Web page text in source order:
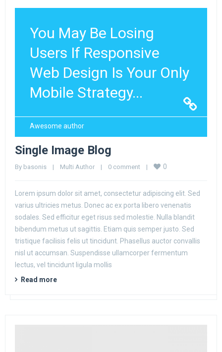
You May Be Losing
Users If Responsive
Web Design Is Your Only
Mobile Strategy...
Awesome author
Single Image Blog
By basonis | Multi Author | 0 comment | 0
Lorem ipsum dolor sit amet, consectetur adipiscing elit. Sed
varius ultricies metus. Donec ac ex porta libero venenatis
sodales. Sed efficitur eget risus sed molestie. Nulla blandit
bibendum metus ut sagittis. Etiam quis semper justo. Sed
tristique facilisis felis ut tincidunt. Phasellus auctor convallis
nisl ut accumsan. Suspendisse ullamcorper fermentum
lectus, vel tincidunt ligula mollis
Read more